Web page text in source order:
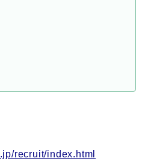
recruit/index.html